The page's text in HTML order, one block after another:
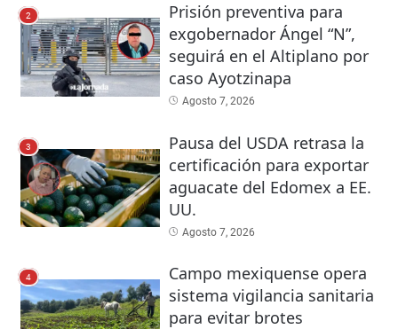
2
Prisión preventiva para
exgobernador Ángel “N”,
seguirá en el Altiplano por
caso Ayotzinapa
Agosto 7, 2026
3
Pausa del USDA retrasa la
certificación para exportar
aguacate del Edomex a EE.
UU.
Agosto 7, 2026
4
Campo mexiquense opera
sistema vigilancia sanitaria
para evitar brotes